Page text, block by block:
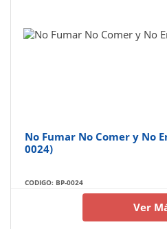
No Fumar No Comer y No
0024)
CODIGO: BP-0024
Ver